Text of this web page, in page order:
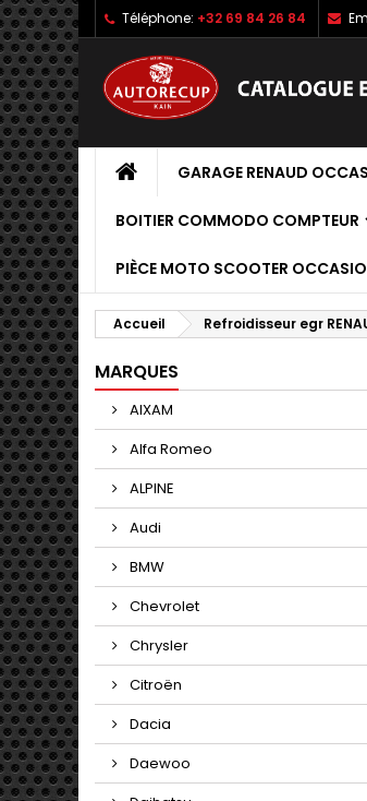
Téléphone: +32 69 84 26 84
GARAGE RENAUD
BOITIER COMMODO COMPTEUR
PIÈCE MOTO SCOOTER
Accueil Refroidisseur egr
MARQUES
AIXAM
Alfa Romeo
ALPINE
Audi
BMW
Chevrolet
Chrysler
Citroën
Dacia
Daewoo